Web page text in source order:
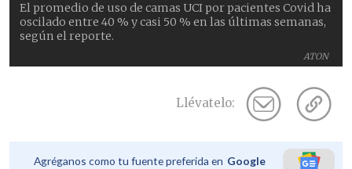
ATON
El promedio de uso de camas UCI por pacientes Covid ha
oscilado entre 40 % y casi 50 % en las últimas semanas,
según el reporte.
Llévatelo:
Agréganos como tu fuente preferida en Google